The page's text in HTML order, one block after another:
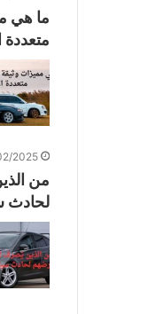
ما هي
متعددة
2025
من
لحادث